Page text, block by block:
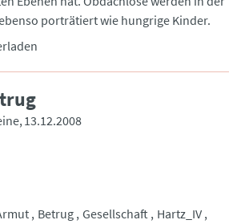
porträtiert wie hungrige Kinder.
13.12.2008
Betrug Gesellschaft Hartz_IV